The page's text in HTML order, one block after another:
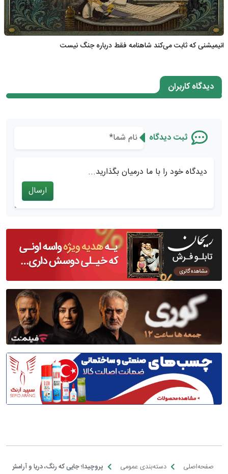
انیمیشنی که ثابت می‌کند شاهنامه فقط درباره جنگ نیست
دیدگاه کاربران
ثبت دیدگاه
دیدگاه خود را با ما درمیان بگذارید...
ارسال